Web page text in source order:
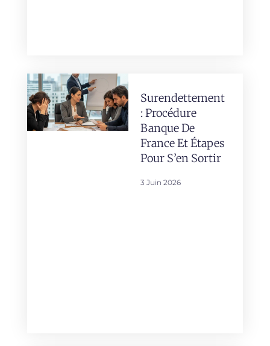
Surendettement
: Procédure
Banque De
France Et Étapes
Pour S’en Sortir
3 Juin 2026